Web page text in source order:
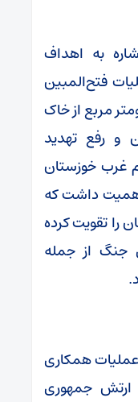
به اهداف
فتح‌المبین
۲ هزار و ۴٠٠ کیلومتر مربع از خاک
و رفع تهدید
غرب خوزستان
داشت که
را تقویت کرده
جنگ از جمله
همکاری
ارتش جمهوری